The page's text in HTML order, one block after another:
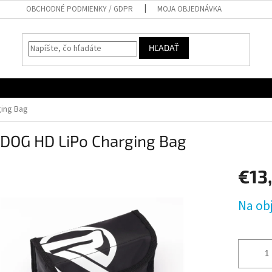
OBCHODNÉ PODMIENKY / GDPR MOJA OBJEDNÁVKA
HĽADAŤ
Bag
HD LiPo Charging Bag
cena:
Na